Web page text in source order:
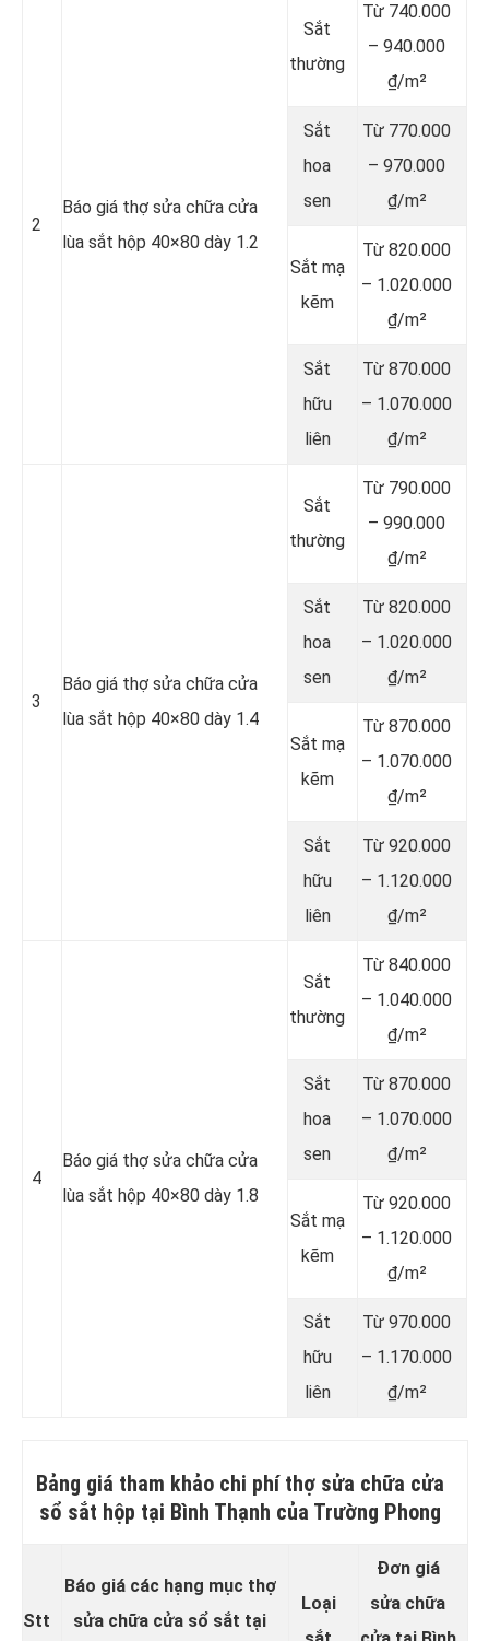
2
Báo giá thợ sửa chữa cửa
lùa sắt hộp 40×80 dày 1.2
Sắt
thường
Từ 740.000
– 940.000
₫/m²
Sắt
hoa
sen
Từ 770.000
– 970.000
₫/m²
Sắt mạ
kẽm
Từ 820.000
– 1.020.000
₫/m²
Sắt
hữu
liên
Từ 870.000
– 1.070.000
₫/m²
3
Báo giá thợ sửa chữa cửa
lùa sắt hộp 40×80 dày 1.4
Sắt
thường
Từ 790.000
– 990.000
₫/m²
Sắt
hoa
sen
Từ 820.000
– 1.020.000
₫/m²
Sắt mạ
kẽm
Từ 870.000
– 1.070.000
₫/m²
Sắt
hữu
liên
Từ 920.000
– 1.120.000
₫/m²
4
Báo giá thợ sửa chữa cửa
lùa sắt hộp 40×80 dày 1.8
Sắt
thường
Từ 840.000
– 1.040.000
₫/m²
Sắt
hoa
sen
Từ 870.000
– 1.070.000
₫/m²
Sắt mạ
kẽm
Từ 920.000
– 1.120.000
₫/m²
Sắt
hữu
liên
Từ 970.000
– 1.170.000
₫/m²
Bảng giá tham khảo chi phí thợ sửa chữa cửa
sổ sắt hộp tại Bình Thạnh của Trường Phong
Stt
Báo giá các hạng mục thợ
sửa chữa cửa sổ sắt tại
Loại
Đơn giá
sửa chữa